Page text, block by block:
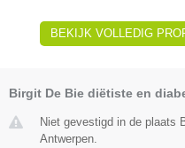
BEKIJK VOLLEDIG
Birgit De Bie diëtiste en
Niet gevestigd in de plaats
Antwerpen.